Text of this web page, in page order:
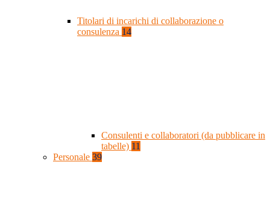
Titolari di incarichi di collaborazione o
consulenza 14
Consulenti e collaboratori (da pubblicare in
tabelle) 11
Personale 39